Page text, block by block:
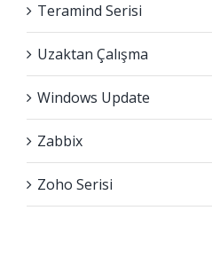
Teramind Serisi
Uzaktan Çalışma
Windows Update
Zabbix
Zoho Serisi